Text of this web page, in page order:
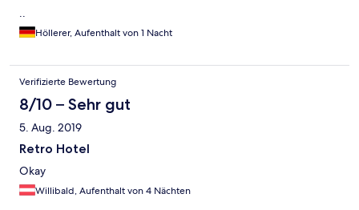
..
Höllerer, Aufenthalt von 1 Nacht
Verifizierte Bewertung
8/10 – Sehr gut
5. Aug. 2019
Retro Hotel
Okay
Willibald, Aufenthalt von 4 Nächten